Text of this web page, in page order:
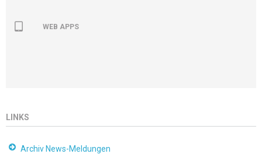
WEB APPS
LINKS
Archiv News-Meldungen